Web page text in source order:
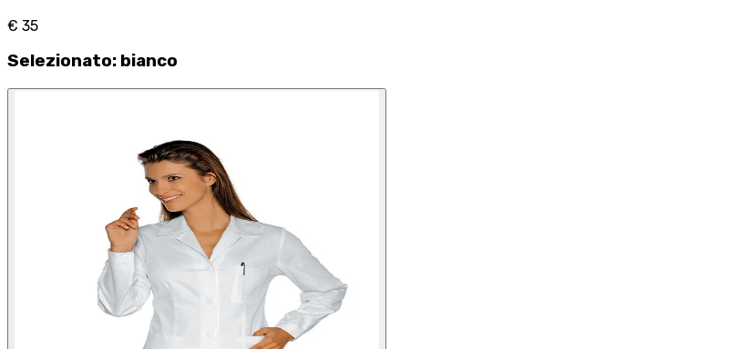
€ 35
Selezionato: bianco